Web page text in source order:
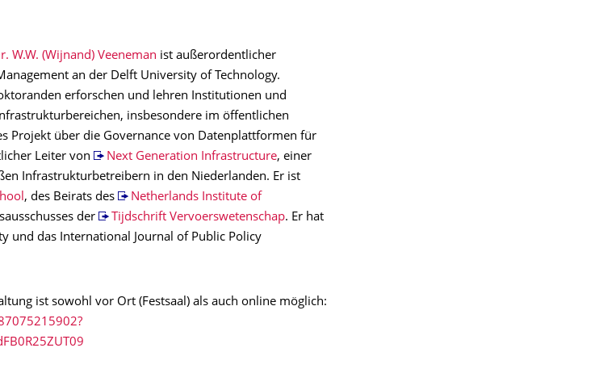
W.W. (Wijnand) Veeneman ist außerordentlicher
an der Delft University of Technology.
erforschen und lehren Institutionen und
insbesondere im öffentlichen
Projekt über die Governance von Datenplattformen für
Leiter von
Next Generation Infrastructure, einer
Infrastrukturbetreibern in den Niederlanden. Er ist
, des Beirats des
Netherlands Institute of
der Tijdschrift Vervoerswetenschap. Er hat
und das International Journal of Public Policy
ist sowohl vor Ort (Festsaal) als auch online möglich: